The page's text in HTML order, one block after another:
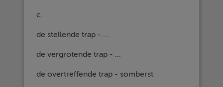
c.
de stellende trap - ...
de vergrotende trap - ...
de overtreffende trap - somberst